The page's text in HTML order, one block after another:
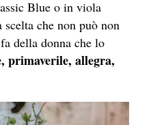
Blue o in viola
che non può non
della donna che lo
primaverile, allegra,